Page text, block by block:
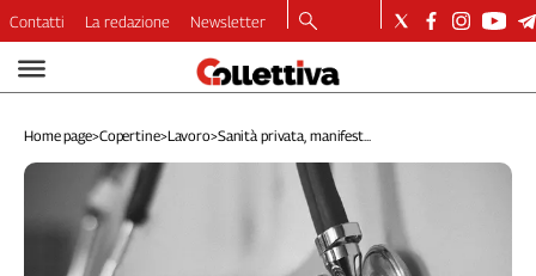
Video
Dirette
Longform
Contatti La redazione Newsletter
Home page>Copertine>Lavoro>Sanità privata, manifest...